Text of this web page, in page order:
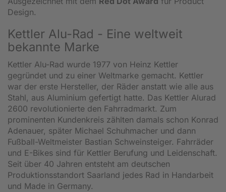
Design.
Kettler Alu-Rad - Eine weltweit
bekannte Marke
Kettler Alu-Rad wurde 1977 von Heinz Kettler
gegründet und zu einer Weltmarke gemacht. Kettler
war der erste Hersteller, der Räder anstatt wie alle aus
Stahl, aus Aluminium gefertigt hatte. Das Kettler Alurad
2600 revolutionierte den Fahrradmarkt. Zum
prominenten Kundenkreis zählten damals schon Konrad
Adenauer, später Michael Schuhmacher und dann
Fußball-Weltmeister Bastian Schweinsteiger. Fahrräder
und E-Bikes sind für Kettler Berufung und Leidenschaft.
Seit über 40 Jahren entsteht am deutschen
Produktionsstandort Saarland jedes Rad in Handarbeit
und Made in Germany.